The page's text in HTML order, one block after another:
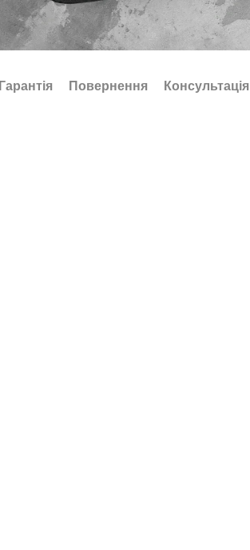
Гарантія Повернення Консультація